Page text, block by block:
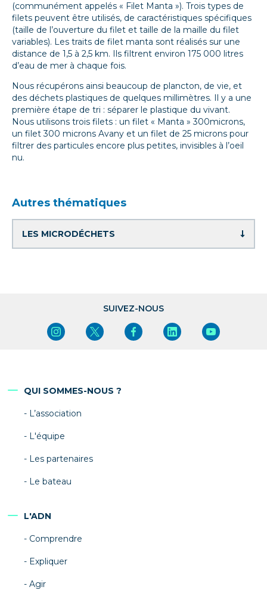
(communément appelés « Filet Manta »). Trois types de
filets peuvent être utilisés, de caractéristiques spécifiques
(taille de l’ouverture du filet et taille de la maille du filet
variables). Les traits de filet manta sont réalisés sur une
distance de 1,5 à 2,5 km. Ils filtrent environ 175 000 litres
d’eau de mer à chaque fois.
Nous récupérons ainsi beaucoup de plancton, de vie, et
des déchets plastiques de quelques millimètres. Il y a une
première étape de tri : séparer le plastique du vivant.
Nous utilisons trois filets : un filet « Manta » 300microns,
un filet 300 microns Avany et un filet de 25 microns pour
filtrer des particules encore plus petites, invisibles à l’oeil
nu.
Autres thématiques
SUIVEZ-NOUS
QUI SOMMES-NOUS ?
L’association
L'équipe
Les partenaires
Le bateau
L'ADN
Comprendre
Expliquer
Agir